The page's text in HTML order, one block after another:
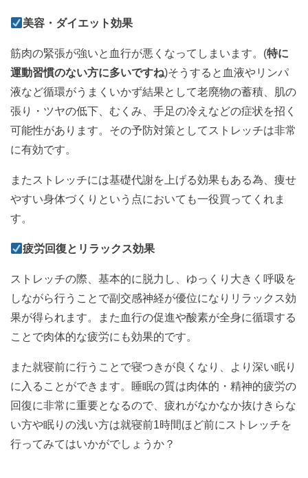
美容・ダイエット効果
筋肉の緊張が強いと血行が悪くなってしまいます。(特に
運動習慣のない方に多いですね)そうすると血液やリンパ
液など循環がうまくいかず結果として老廃物の蓄積、肌の
張り・ツヤの低下、むくみ、手足の冷えなどの症状を招く
可能性があります。その予防対策としてストレッチは非常
に有効です。
またストレッチには基礎代謝を上げる効果もある為、痩せ
やすい身体づくりという点においても一役買ってくれま
す。
疲労回復とリラックス効果
ストレッチの際、基本的に脱力し、ゆっくり大きく呼吸を
しながら行うことで副交感神経が優位になりリラックス効
果が得られます。また血行の促進や酸素が全身に循環する
ことで肉体的な疲労にも効果的です。
また就寝前に行うことで寝つきが良くなり、より深い眠り
に入ることができます。睡眠の質は肉体的・精神的疲労の
回復に非常に重要となるので、疲れがなかなか抜けきらな
い方や眠りの浅い方は就寝前1時間ほど前にストレッチを
行ってみてはいかがでしょうか？